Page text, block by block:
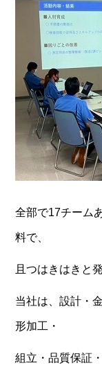
全部で17チーム
料で、
且つはきはきと
当社は、設計・
形加工・
組立・品質保証